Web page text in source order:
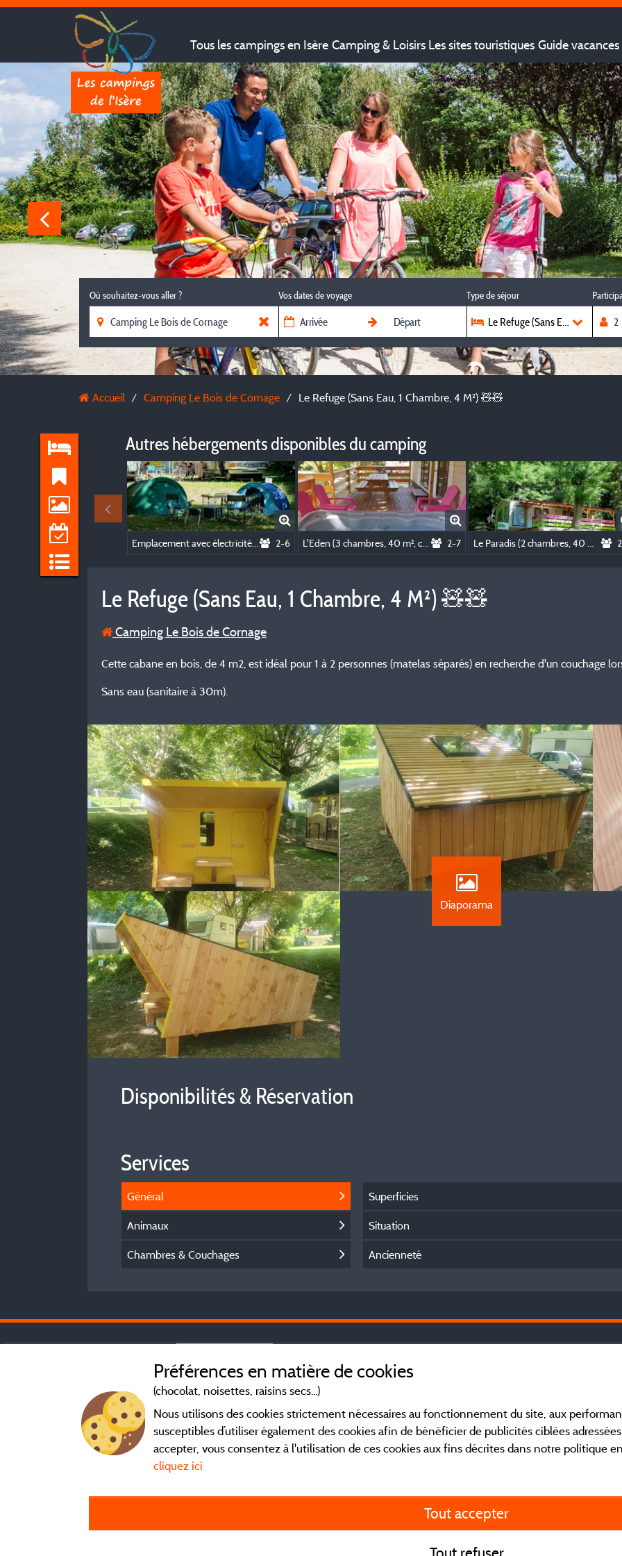
Tous les campings en Isère Camping & Loisirs Les sites touristiques Guide
Où souhaitez-vous aller ? Vos dates de voyage Type de séjour
Le Refuge (Sans Eau, 1
Accueil Camping Le Bois de Cornage Le Refuge (Sans Eau, 1 Chambre, 4 M²) 🧸🧸
Autres hébergements disponibles du camping
Emplacement avec électricité tente/caravane/camping-car ⛺🚐🚌🌞 2-6 L'Eden (3 chambres, 40 m², climatisé, SPA) ✨✨✨✨✨✨ 2-7
Le Refuge (Sans Eau, 1 Chambre, 4 M²) 🧸🧸
Camping Le Bois de Cornage
Cette cabane en bois, de 4 m2, est idéal pour 1 à 2 personnes (matelas séparés) en recherche d'un couchage
Sans eau (sanitaire à 30m).
Diaporama
Disponibilités & Réservation
Services
Général
Animaux
Chambres & Couchages
Superficies
Situation
Ancienneté
Mentions légales
Préférences en matière de cookies
(chocolat, noisettes, raisins secs...)
Nous utilisons des cookies strictement nécessaires au fonctionnement du site, aux
susceptibles d’utiliser également des cookies afin de bénéficier de publicités ciblées
accepter, vous consentez à l'utilisation de ces cookies aux fins décrites dans notre politique
cliquez ici
Tout accepter